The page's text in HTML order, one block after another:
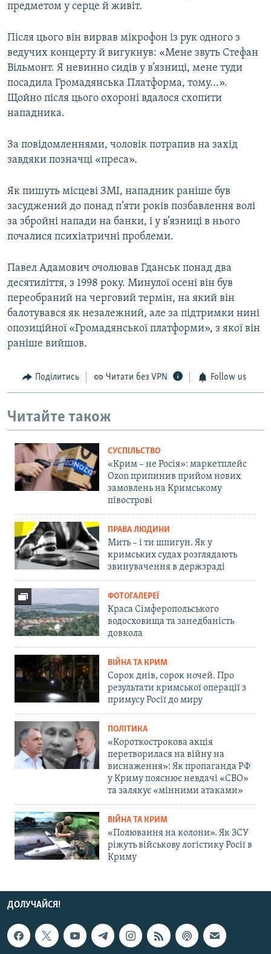
предметом у серце й живіт.
Після цього він вирвав мікрофон із рук одного з
ведучих концерту й вигукнув: «Мене звуть Стефан
Вільмонт. Я невинно сидів у в’язниці, мене туди
посадила Громадянська Платформа, тому...».
Щойно після цього охороні вдалося схопити
нападника.
За повідомленнями, чоловік потрапив на захід
завдяки позначці «преса».
Як пишуть місцеві ЗМІ, нападник раніше був
засуджений до понад п’яти років позбавлення волі
за збройні напади на банки, і у в’язниці в нього
почалися психіатричні проблеми.
Павел Адамович очолював Гданськ понад два
десятиліття, з 1998 року. Минулої осені він був
переобраний на черговий термін, на який він
балотувався як незалежний, але за підтримки нині
опозиційної «Громадянської платформи», з якої він
раніше вийшов.
Поділитись Читати без VPN Follow us
Читайте також
СУСПІЛЬСТВО
«Крим – не Росія»: маркетплейс
Ozon припинив прийом нових
замовлень на Кримському
півострові
ПРАВА ЛЮДИНИ
Мить – і ти шпигун. Як у
кримських судах розглядають
звинувачення в держзраді
ФОТОГАЛЕРЕЇ
Краса Сімферопольського
водосховища та занедбаність
довкола
ВІЙНА ТА КРИМ
Сорок днів, сорок ночей. Про
результати кримської операції з
примусу Росії до миру
ПОЛІТИКА
«Короткострокова акція
перетворилася на війну на
виснаження»: Як пропаганда РФ
у Криму пояснює невдачі «СВО»
та залякує «мінними атаками»
ВІЙНА ТА КРИМ
«Полювання на колони». Як ЗСУ
ріжуть військову логістику Росії в
Криму
ДОЛУЧАЙСЯ!